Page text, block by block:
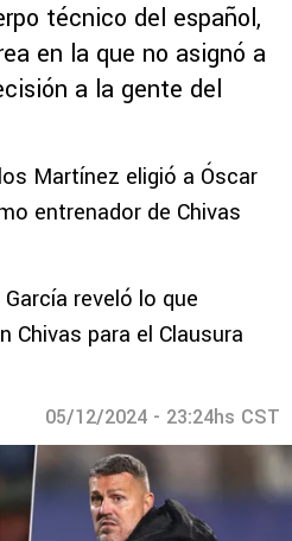
técnico del español,
en la que no asignó a
a la gente del
Martínez eligió a Óscar
entrenador de Chivas
reveló lo que
Chivas para el Clausura
05/12/2024 - 23:24hs CST